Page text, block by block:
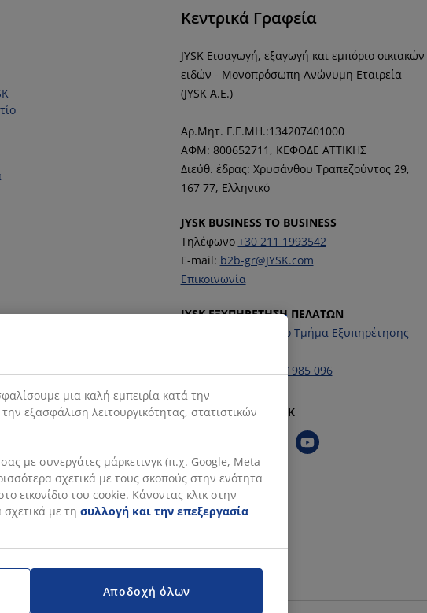
Κεντρικά Γραφεία
JYSK Εισαγωγή, εξαγωγή και εμπόριο οικιακών
ειδών - Μονοπρόσωπη Ανώνυμη Εταιρεία
(JYSK Α.Ε.)
Αρ.Μητ. Γ.Ε.ΜΗ.:134207401000
ΑΦΜ: 800652711, ΚΕΦΟΔΕ ΑΤΤΙΚΗΣ
Διεύθ. έδρας: Χρυσάνθου Τραπεζούντος 29,
167 77, Ελληνικό
JYSK BUSINESS TO BUSINESS
Τηλέφωνο +30 211 1993542
E-mail: b2b-gr@JYSK.com
Επικοινωνία
JYSK ΕΞΥΠΗΡΕΤΗΣΗ ΠΕΛΑΤΩΝ
Επικοινωνήστε με το Τμήμα Εξυπηρέτησης
+30 211 1985 096
Ακολουθήστε τη JYSK
μια καλή εμπειρία κατά την
εξασφάλιση λειτουργικότητας, στατιστικών
με συνεργάτες μάρκετινγκ (π.χ. Google, Meta
σχετικά με τους σκοπούς στην ενότητα
εικονίδιο του cookie. Κάνοντας κλικ στην
με τη συλλογή και την επεξεργασία
Αποδοχή όλων